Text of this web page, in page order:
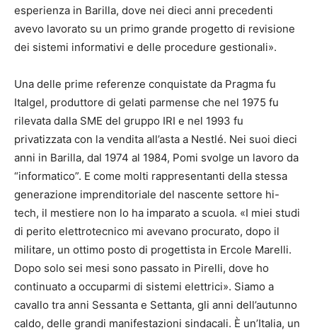
esperienza in Barilla, dove nei dieci anni precedenti
avevo lavorato su un primo grande progetto di revisione
dei sistemi informativi e delle procedure gestionali».
Una delle prime referenze conquistate da Pragma fu
Italgel, produttore di gelati parmense che nel 1975 fu
rilevata dalla SME del gruppo IRI e nel 1993 fu
privatizzata con la vendita all’asta a Nestlé. Nei suoi dieci
anni in Barilla, dal 1974 al 1984, Pomi svolge un lavoro da
“informatico”. E come molti rappresentanti della stessa
generazione imprenditoriale del nascente settore hi-
tech, il mestiere non lo ha imparato a scuola. «I miei studi
di perito elettrotecnico mi avevano procurato, dopo il
militare, un ottimo posto di progettista in Ercole Marelli.
Dopo solo sei mesi sono passato in Pirelli, dove ho
continuato a occuparmi di sistemi elettrici». Siamo a
cavallo tra anni Sessanta e Settanta, gli anni dell’autunno
caldo, delle grandi manifestazioni sindacali. È un’Italia, un